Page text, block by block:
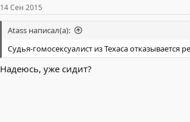
14 Сен 2015
Atass написал(а):
Судья-гомосексуалист из Техаса
Надеюсь, уже сидит?